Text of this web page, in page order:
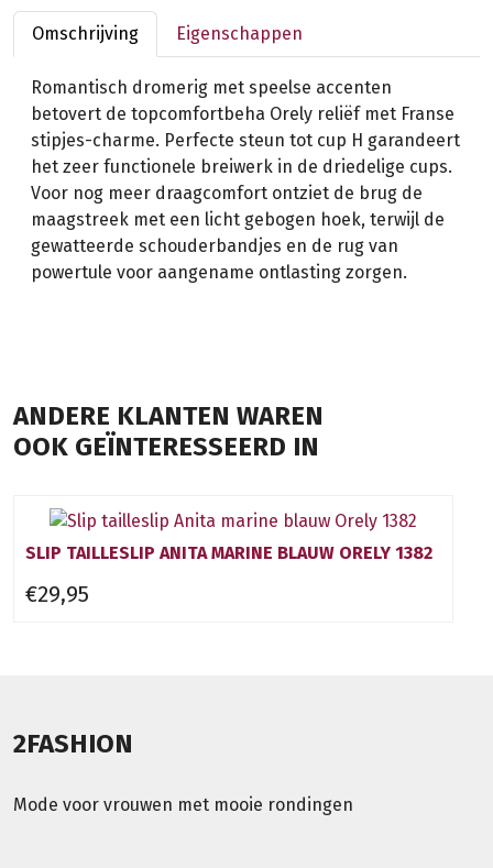
Omschrijving Eigenschappen
Romantisch dromerig met speelse accenten
betovert de topcomfortbeha Orely reliëf met Franse
stipjes-charme. Perfecte steun tot cup H garandeert
het zeer functionele breiwerk in de driedelige cups.
Voor nog meer draagcomfort ontziet de brug de
maagstreek met een licht gebogen hoek, terwijl de
gewatteerde schouderbandjes en de rug van
powertule voor aangename ontlasting zorgen.
ANDERE KLANTEN WAREN
OOK GEÏNTERESSEERD IN
SLIP TAILLESLIP ANITA MARINE BLAUW ORELY 1382
€29,95
2FASHION
Mode voor vrouwen met mooie rondingen